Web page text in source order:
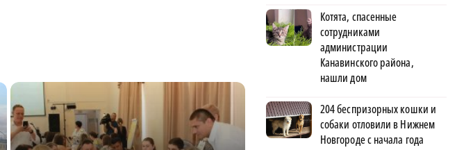
Котята, спасенные
сотрудниками
администрации
Канавинского района,
нашли дом
204 беспризорных кошки и
собаки отловили в Нижнем
Новгороде с начала года